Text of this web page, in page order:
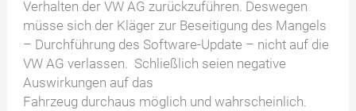
Verhalten der VW AG zurückzuführen. Deswegen
müsse sich der Kläger zur Beseitigung des Mangels
– Durchführung des Software-Update – nicht auf die
VW AG verlassen. Schließlich seien negative
Auswirkungen auf das
Fahrzeug durchaus möglich und wahrscheinlich.